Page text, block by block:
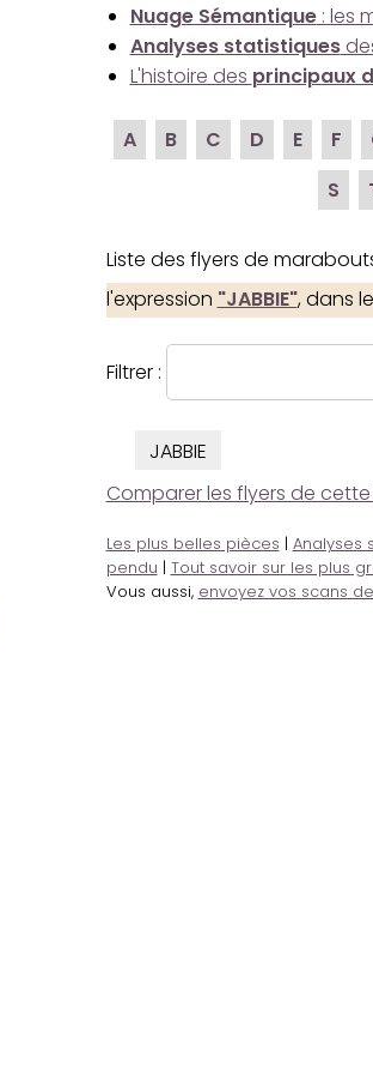
Nuage Sémantique: les
Analyses statistiques
L'histoire des principaux
A B C D E F
S
Liste des flyers de
l'expression "JABBIE", dans
Filtrer :
JABBIE
Comparer les flyers de cette
Les plus belles pièces | Analyses
pendu | Tout savoir sur les plus
Vous aussi, envoyez vos scans